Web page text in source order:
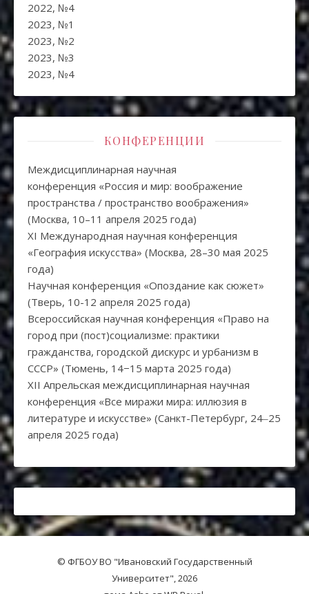
2022, №4
2023, №1
2023, №2
2023, №3
2023, №4
КОНФЕРЕНЦИИ
Междисциплинарная научная
конференция «Россия и мир: воображение
пространства / пространство воображения»
(Москва, 10–11 апреля 2025 года)
XI Международная научная конференция
«География искусства» (Москва, 28–30 мая 2025
года)
Научная конференция «Опоздание как сюжет»
(Тверь, 10-12 апреля 2025 года)
Всероссийская научная конференция «Право на
город при (пост)социализме: практики
гражданства, городской дискурс и урбанизм в
СССР» (Тюмень, 14−15 марта 2025 года)
XII Апрельская междисциплинарная научная
конференция «Все миражи мира: иллюзия в
литературе и искусстве» (Санкт-Петербург, 24‒25
апреля 2025 года)
© ФГБОУ ВО "Ивановский Государственный
Университет", 2026